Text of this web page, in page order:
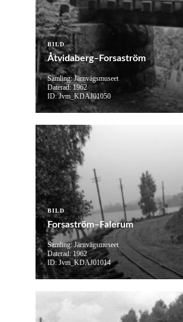
BILD
Åtvidaberg–Forsaström
Samling: Järnvägsmuseet
Daterad: 1962
ID: Jvm_KDAJ01050
BILD
Forsaström–Falerum
Samling: Järnvägsmuseet
Daterad: 1962
ID: Jvm_KDAJ01014